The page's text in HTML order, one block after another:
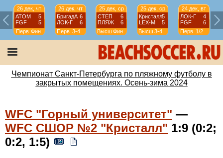
26 дек, чт
АТОМ
5
FGF
5
Перв Фин
26 дек, чт
БригадА 6
ЛОК-Г
6
Перв 3-4
25 дек, ср
СТЕП
6
ПЛЯЖ
6
Высш Фин
25 дек, ср
Кристалл5
LEX-М
5
Высш 3-4
24 дек, вт
ЛОК-Г
4
FGF
6
Перв 1/2
Чемпионат Санкт-Петербурга по пляжному футболу в
закрытых помещениях. Осень-зима 2024
WFC "Горный университет" —
WFC СШОР №2 "Кристалл" 1:9 (0:2;
0:2, 1:5)